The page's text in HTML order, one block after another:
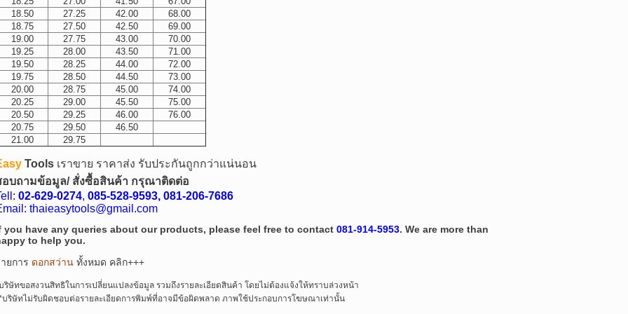
18.50
27.25 42.00
68.00
18.75
27.50 42.50
69.00
19.00
27.75 43.00
70.00
19.25
28.00 43.50
71.00
19.50
28.25 44.00
72.00
19.75
28.50 44.50
73.00
20.00
28.75 45.00
74.00
20.25
29.00 45.50
75.00
20.50
29.25 46.00
76.00
20.75
29.50
46.50
21.00
29.75
Tools เราขาย ราคาส่ง รับประกันถูกกว่าแน่นอน
อบถามข้อมูล/ สั่งซื้อสินค้า กรุณาติดต่อ
02-629-0274, 085-528-9593, 081-206-7686
thaieasytools@gmail.com
you have any queries about our products, please feel free to contact 081-914-5953. We are more than
to help you.
ยการ ดอกสว่าน ทั้งหมด คลิก+++
ริษัทขอสงวนสิทธิในการเปลี่ยนแปลงข้อมูล รวมถึงรายละเอียดสินค้า โดยไม่ต้องแจ้งให้ทราบล่วงหน้า
บริษัทไม่รับผิดชอบต่อรายละเอียดการพิมพ์ที่อาจมีข้อผิดพลาด ภาพใช้ประกอบการโฆษณาเท่านั้น